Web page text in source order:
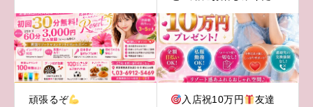
い♪
頑張るぞ 入店祝10万円
友達